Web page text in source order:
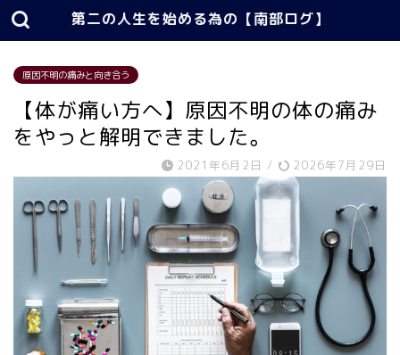
第二の人生を始める為の【南部ログ】
原因不明の痛みと向き合う
【体が痛い方へ】原因不明の体の痛み
をやっと解明できました。
2021年6月2日 / 2026年7月29日